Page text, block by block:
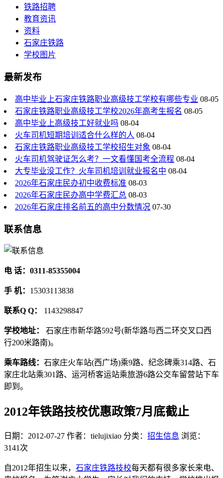
铁路招聘
教育资讯
资料
石家庄铁路
学校图片
最新发布
高中毕业上石家庄铁路职业高级技工学校有哪些专业 08-05
石家庄铁路职业高级技工学校2026年高考生报名 08-05
高中毕业上高级技工好就业吗 08-04
火车司机短期培训适合什么样的人 08-04
石家庄铁路职业高级技工学校招生对象 08-04
火车司机驾驶证怎么考？一文看懂国考全流程 08-04
大专毕业没工作？火车司机培训就业报名中 08-04
2026年石家庄民办初中收费标准 08-03
2026年石家庄民办高中学费汇总 08-03
2026年石家庄排名前五的高中分数情况 07-30
联系信息
电 话：0311-85355004
手 机： 15303113838
联系Q Q： 1143298847
学校地址： 石家庄市新华路592号(新华路与西二环交叉口西
行200米路南)。
乘车路线： 石家庄火车站(西广场)乘9路、纪念碑乘314路、石
家庄北站乘301路、运河桥客运站乘旅游6路公交车留营站下车
即到。
2012年铁路技校优惠政策7月底截止
日期：2012-07-27 作者：tielujixiao 分类： 招生信息 浏览：
3141次
自2012年招生以来， 石家庄铁路技校每天都有很多家长来电、